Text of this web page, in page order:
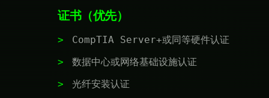
证书（优先）
CompTIA Server+或同等硬件认证
数据中心或网络基础设施认证
光纤安装认证